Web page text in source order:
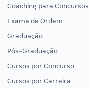
Coaching para Concursos
Exame de Ordem
Graduação
Pós-Graduação
Cursos por Concurso
Cursos por Carreira